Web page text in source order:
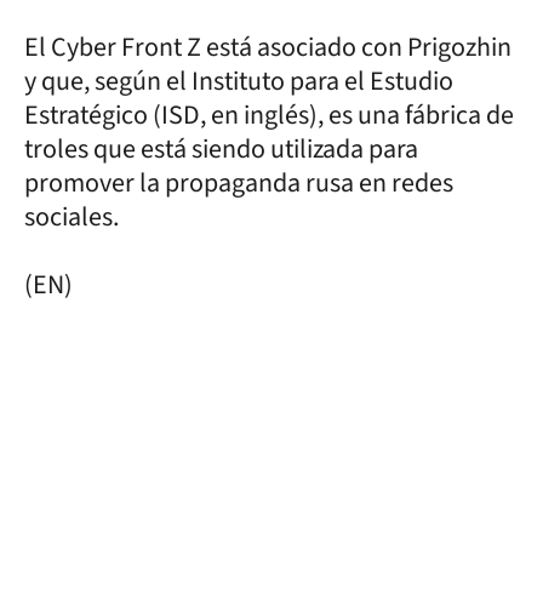
El Cyber Front Z está asociado con Prigozhin
y que, según el Instituto para el Estudio
Estratégico (ISD, en inglés), es una fábrica de
troles que está siendo utilizada para
promover la propaganda rusa en redes
sociales.
(EN)